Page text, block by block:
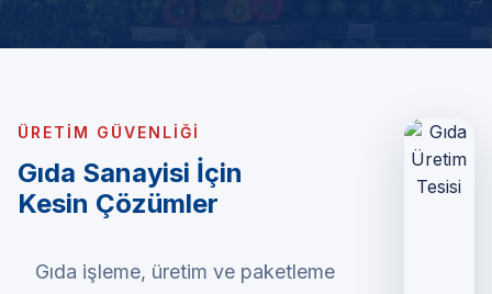
ÜRETIM GÜVENLIĞI
Gıda Sanayisi İçin
Kesin Çözümler
Gıda işleme, üretim ve paketleme